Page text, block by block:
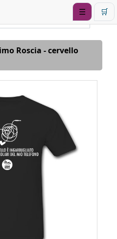
☰ 🛒
Roscia - cervello